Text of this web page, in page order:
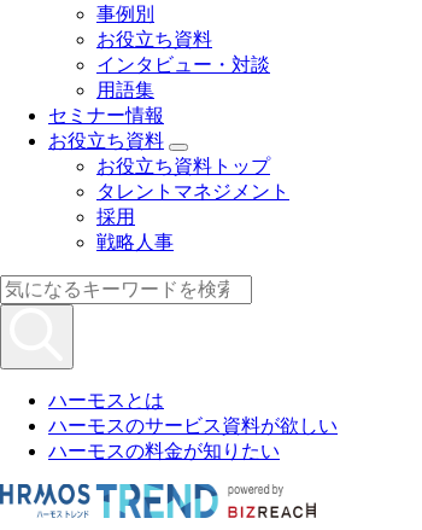
事例別
お役立ち資料
インタビュー・対談
用語集
セミナー情報
お役立ち資料
お役立ち資料トップ
タレントマネジメント
採用
戦略人事
ハーモスとは
ハーモスのサービス資料が欲しい
ハーモスの料金が知りたい